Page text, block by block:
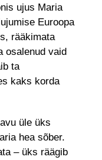
ujus Maria
Euroopa
rääkimata
osalenud vaid
ta
kaks korda
üle üks
hea sõber.
– üks räägib